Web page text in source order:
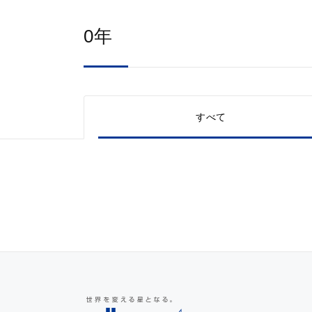
0年
すべて